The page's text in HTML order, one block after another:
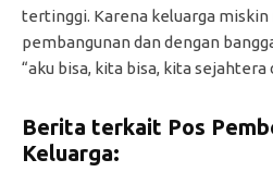
tertinggi. Karena keluarga
pembangunan dan dengan
“aku bisa, kita bisa, kita sejahtera
Berita terkait Pos
Keluarga: